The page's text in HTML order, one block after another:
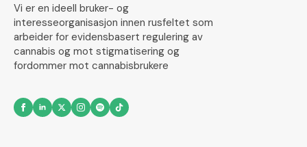
Vi er en ideell bruker- og
interesseorganisasjon innen rusfeltet som
arbeider for evidensbasert regulering av
cannabis og mot stigmatisering og
fordommer mot cannabisbrukere